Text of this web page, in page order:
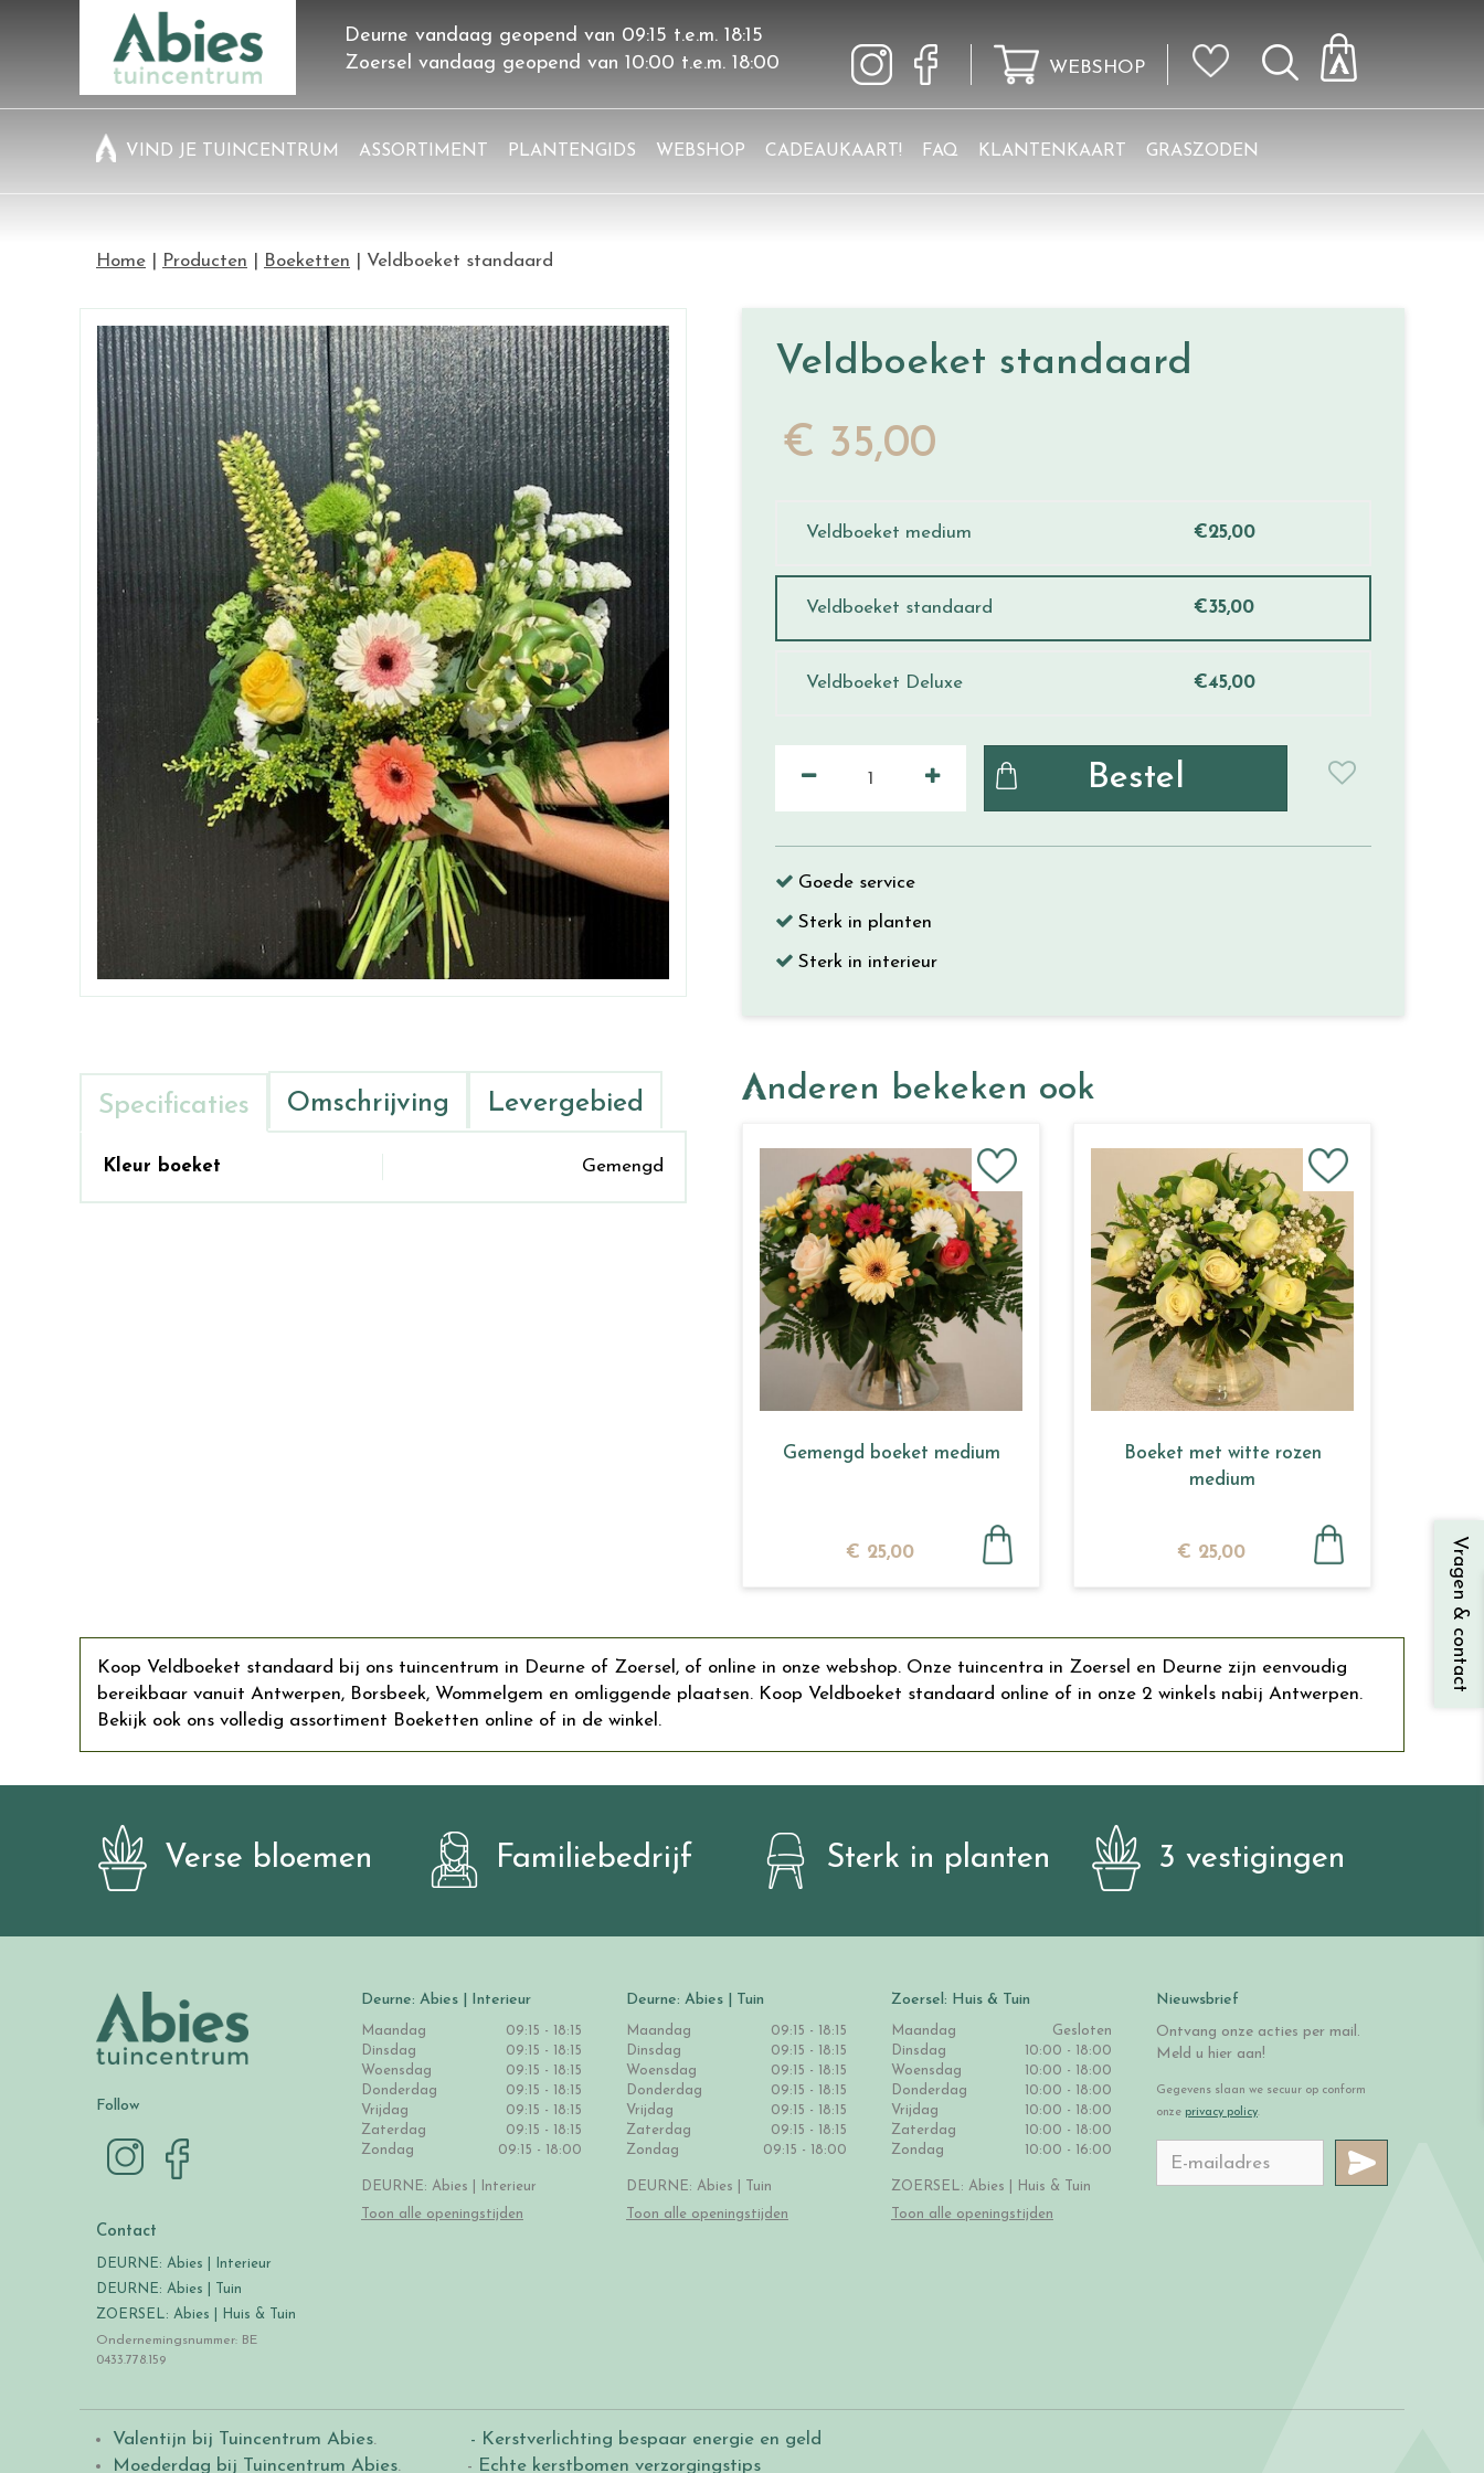
Home Producten Boeketten Veldboeket standaard
Deurne vandaag geopend van 09:15 t.e.m. 18:15
Zoersel vandaag geopend van 10:00 t.e.m. 18:00 WEBSHOP
VIND JE TUINCENTRUM ASSORTIMENT PLANTENGIDS WEBSHOP CADEAUKAART! FAQ KLANTENKAART GRASZODEN
Veldboeket standaard
€ 35,00
Veldboeket medium €25,00
Veldboeket standaard €35,00
Veldboeket Deluxe €45,00
Goede service
Sterk in planten
Sterk in interieur
Specificaties Omschrijving Levergebied
Kleur boeket Gemengd
Anderen bekeken ook
Gemengd boeket medium
€ 25,00
Boeket met witte rozen
medium
€ 25,00
Koop Veldboeket standaard bij ons tuincentrum in Deurne of Zoersel, of online in onze webshop. Onze tuincentra in Zoersel en Deurne zijn eenvoudig
bereikbaar vanuit Antwerpen, Borsbeek, Wommelgem en omliggende plaatsen. Koop Veldboeket standaard online of in onze 2 winkels nabij Antwerpen.
Bekijk ook ons volledig assortiment Boeketten online of in de winkel.
Verse bloemen Familiebedrijf Sterk in planten 3 vestigingen
Follow
Contact
DEURNE: Abies | Interieur
DEURNE: Abies | Tuin
ZOERSEL: Abies | Huis & Tuin
Ondernemingsnummer: BE
0433.778.159
Deurne: Abies | Interieur
Maandag
09:15 - 18:15
Dinsdag
09:15 - 18:15
Woensdag
09:15 - 18:15
Donderdag
09:15 - 18:15
Vrijdag
09:15 - 18:15
Zaterdag
09:15 - 18:15
Zondag
09:15 - 18:00
DEURNE: Abies | Interieur
Toon alle openingstijden
Deurne: Abies | Tuin
Maandag
09:15 - 18:15
Dinsdag
09:15 - 18:15
Woensdag
09:15 - 18:15
Donderdag
09:15 - 18:15
Vrijdag
09:15 - 18:15
Zaterdag
09:15 - 18:15
Zondag
09:15 - 18:00
DEURNE: Abies | Tuin
Toon alle openingstijden
Zoersel: Huis & Tuin
Maandag
Gesloten
Dinsdag
10:00 - 18:00
Woensdag
10:00 - 18:00
Donderdag
10:00 - 18:00
Vrijdag
10:00 - 18:00
Zaterdag
10:00 - 18:00
Zondag
10:00 - 16:00
ZOERSEL: Abies | Huis & Tuin
Toon alle openingstijden
Nieuwsbrief
Ontvang onze acties per mail.
Meld u hier aan!
Gegevens slaan we secuur op conform
onze privacy policy.
Valentijn bij Tuincentrum Abies.
- Kerstverlichting bespaar energie en geld
Moederdag bij Tuincentrum Abies. - Echte kerstbomen verzorgingstips
Vragen & contact